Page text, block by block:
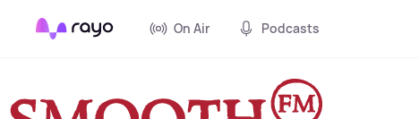
On Air Podcasts